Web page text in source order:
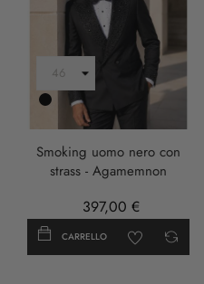
Nero
Smoking uomo nero con
strass - Agamemnon
397,00 €
CARRELLO